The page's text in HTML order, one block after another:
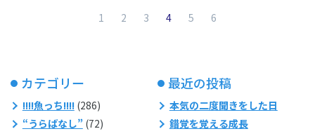
1 2 3 4（現在のページ）
5 6
カテゴリー
!!!!魚っち!!!!(286)
“うらばなし”(72)
最近の投稿
本気の二度聞きをした日
錯覚を覚える成長